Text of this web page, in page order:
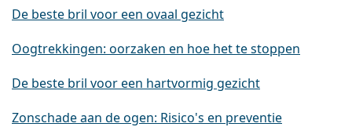
De beste bril voor een ovaal gezicht
Oogtrekkingen: oorzaken en hoe het te stoppen
De beste bril voor een hartvormig gezicht
Zonschade aan de ogen: Risico's en preventie